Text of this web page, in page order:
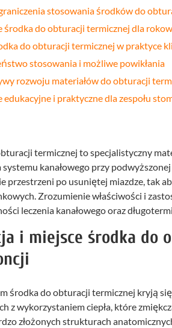
Medycyna
bruksizmu
stosowania środków do
środka do obturacji termicznej dla
do obturacji termicznej w praktyce
stosowania i możliwe powikłania
rozwoju materiałów do obturacji
edukacyjne i praktyczne dla zespołu
termicznej to specjalistyczny
systemu kanałowego przy
przestrzeni po usuniętej miazdze, tak
Zrozumienie właściwości i
leczenia kanałowego oraz
i miejsce środka do
środka do obturacji termicznej kryją
z wykorzystaniem ciepła, które
złożonych strukturach